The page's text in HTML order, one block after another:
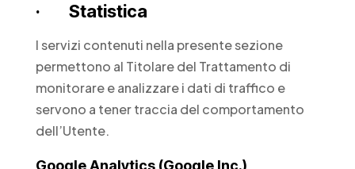
· Statistica
I servizi contenuti nella presente sezione
permettono al Titolare del Trattamento di
monitorare e analizzare i dati di traffico e
servono a tener traccia del comportamento
dell’Utente.
Google Analytics (Google Inc.)